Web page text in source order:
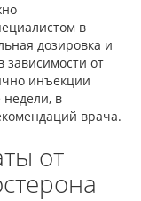
в
дозировка и
зависимости от
инъекции
недели, в
врача.
от